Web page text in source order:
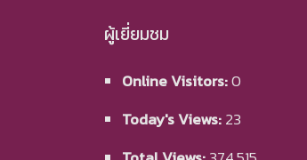
ผู้เยี่ยมชม
Online Visitors:0
Today's Views:23